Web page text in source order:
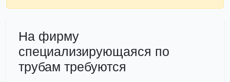
На фирму
специализирующаяся по
трубам требуются